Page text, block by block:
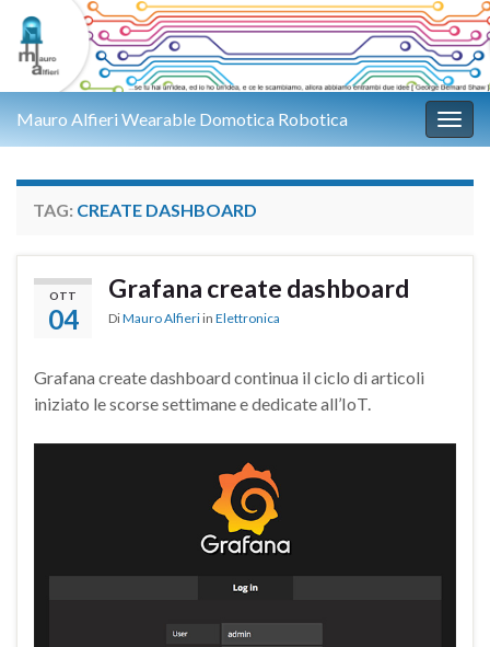
Mauro Alfieri Wearable Domotica Robotica
TAG: CREATE DASHBOARD
OTT
04
Grafana create dashboard
DiMauro Alfieri in Elettronica
Grafana create dashboard continua il ciclo di articoli
iniziato le scorse settimane e dedicate all’IoT.